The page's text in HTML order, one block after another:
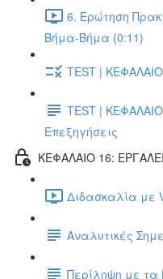
6. Ερώτηση
Βήμα-Βήμα (0:11)
TEST |
TEST |
Επεξηγήσεις
ΚΕΦΑΛΑΙΟ 16:
Διδασκαλία με
Αναλυτικές
Περίληψη με τα